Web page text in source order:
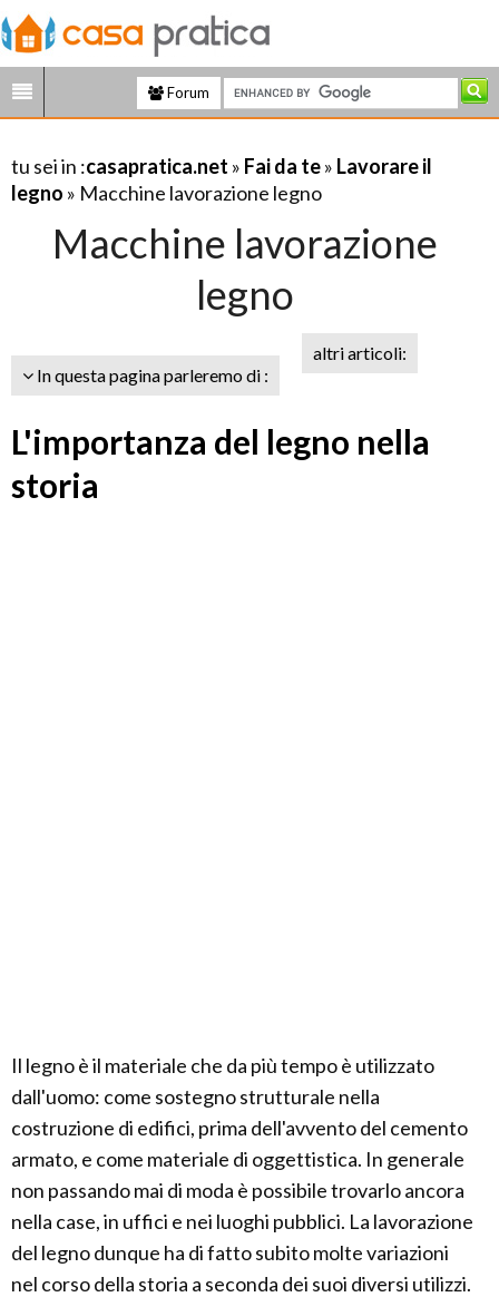
Forum
tu sei in :casapratica.net » Fai da te» Lavorare il
legno » Macchine lavorazione legno
Macchine lavorazione
legno
In questa pagina parleremo di :
altri articoli:
L'importanza del legno nella
storia
Il legno è il materiale che da più tempo è utilizzato
dall'uomo: come sostegno strutturale nella
costruzione di edifici, prima dell'avvento del cemento
armato, e come materiale di oggettistica. In generale
non passando mai di moda è possibile trovarlo ancora
nella case, in uffici e nei luoghi pubblici. La lavorazione
del legno dunque ha di fatto subito molte variazioni
nel corso della storia a seconda dei suoi diversi utilizzi.